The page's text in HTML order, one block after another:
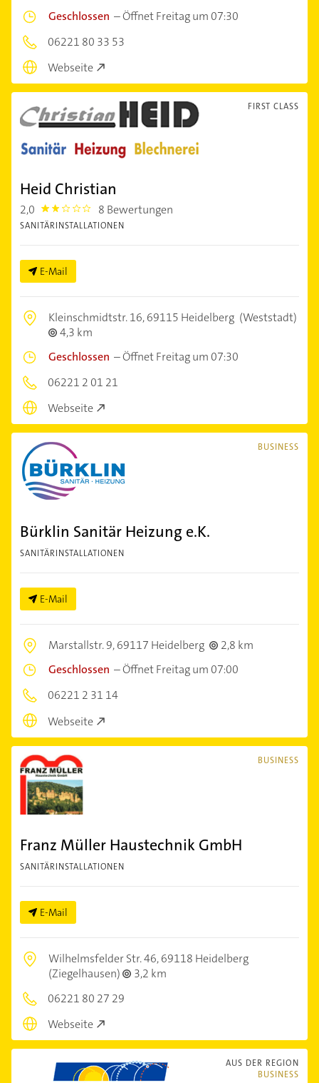
Geschlossen –Öffnet Freitag um 07:30
06221 80 33 53
Webseite
FIRST CLASS
Heid Christian
2,0 2.0 8 Bewertungen
SANITÄRINSTALLATIONEN
E-Mail
Kleinschmidtstr. 16,69115 Heidelberg (Weststadt)
4,3 km
Geschlossen –Öffnet Freitag um 07:30
06221 2 01 21
Webseite
BUSINESS
Bürklin Sanitär Heizung e.K.
SANITÄRINSTALLATIONEN
E-Mail
Marstallstr. 9,69117 Heidelberg
2,8 km
Geschlossen –Öffnet Freitag um 07:00
06221 2 31 14
Webseite
BUSINESS
Franz Müller Haustechnik GmbH
SANITÄRINSTALLATIONEN
E-Mail
Wilhelmsfelder Str. 46,69118 Heidelberg
(Ziegelhausen)
3,2 km
06221 80 27 29
Webseite
AUS DER REGION
BUSINESS